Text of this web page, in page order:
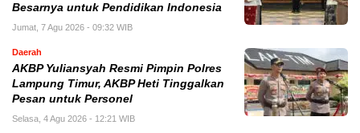
Besarnya untuk Pendidikan Indonesia
Jumat, 7 Agu 2026 - 09:32 WIB
Daerah
AKBP Yuliansyah Resmi Pimpin Polres
Lampung Timur, AKBP Heti Tinggalkan
Pesan untuk Personel
Selasa, 4 Agu 2026 - 12:21 WIB